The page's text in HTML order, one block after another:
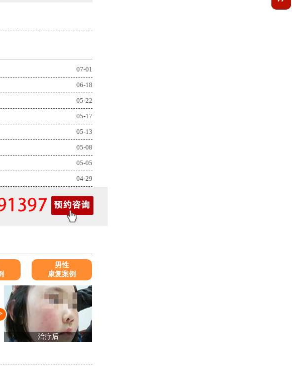
07-01
06-18
05-22
05-17
05-13
05-08
05-05
04-29
男性
康复案例
治疗后